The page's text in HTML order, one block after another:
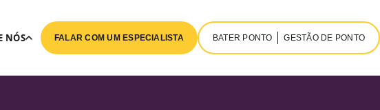
NÓS FALAR COM UM ESPECIALISTA BATER PONTO GESTÃO DE PONTO